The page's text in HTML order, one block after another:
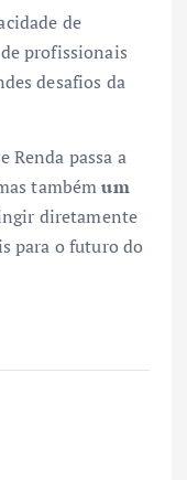
de
profissionais
desafios da
Renda passa a
tambémum
diretamente
para o futuro do